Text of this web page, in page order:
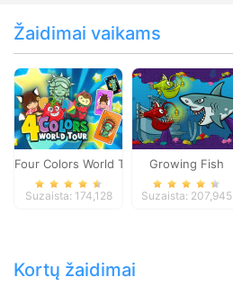
Žaidimai vaikams
Four Colors World Tour
Suzaista: 174,128
Growing Fish
Suzaista: 207,945
Kortų žaidimai